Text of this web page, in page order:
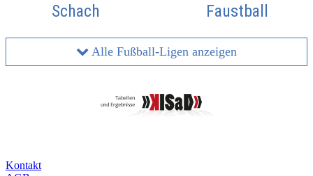
Schach Faustball
Alle Fußball-Ligen anzeigen
Kontakt